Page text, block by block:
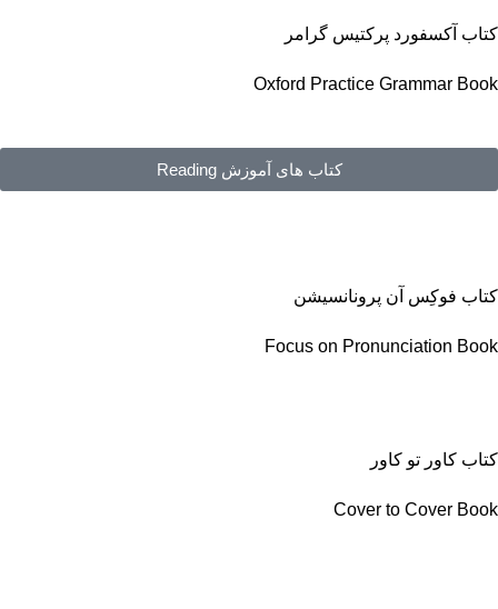
کتاب آکسفورد پرکتیس گرامر
Oxford Practice Grammar Book
کتاب های آموزش Reading
کتاب فوکِس آن پرونانسیشن
Focus on Pronunciation Book
کتاب کاور تو کاور
Cover to Cover Book